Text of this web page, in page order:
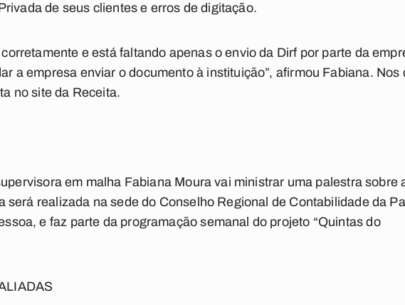
de seus clientes e erros de digitação.
e está faltando apenas o envio da Dirf por parte da
a empresa enviar o documento à instituição”, afirmou Fabiana. Nos
no site da Receita.
em malha Fabiana Moura vai ministrar uma palestra sobre
será realizada na sede do Conselho Regional de Contabilidade da
e faz parte da programação semanal do projeto “Quintas do